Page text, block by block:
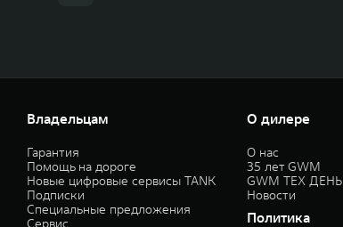
Владельцам
Гарантия
Помощь на дороге
Новые цифровые сервисы TANK
Подписки
Специальные предложения
Сервис
О дилере
О нас
35 лет GWM
GWM ТЕХ ДЕНЬ
Новости
Политика